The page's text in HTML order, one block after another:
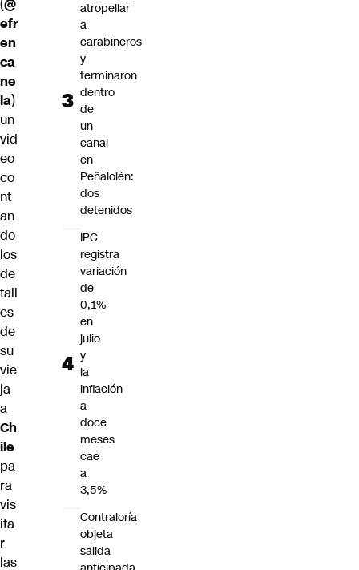
(@
efr
en
ca
ne
la)
un
vid
eo
co
nt
an
do
los
de
tall
es
de
su
vie
ja
a
Ch
ile
pa
ra
vis
ita
r
las
atropellar
a
carabineros
y
terminaron
dentro
de
un
canal
en
Peñalolén:
dos
detenidos
IPC
registra
variación
de
0,1%
en
julio
y
la
inflación
a
doce
meses
cae
a
3,5%
Contraloría
objeta
salida